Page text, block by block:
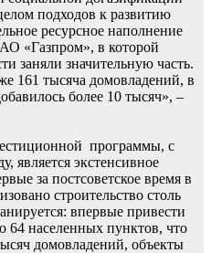
подходов к развитию
ресурсное наполнение
«Газпром», в которой
заняли значительную часть.
161 тысяча домовладений, в
более 10 тысяч», –
программы, с
является экстенсивное
за постсоветское время в
строительство столь
впервые привести
64 населенных пунктов, что
домовладений, объекты